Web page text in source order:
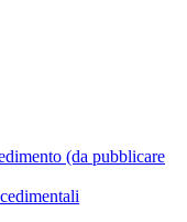
(da pubblicare